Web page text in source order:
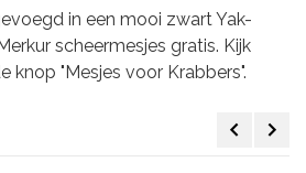
in een mooi zwart Yak-
scheermesjes gratis. Kijk
knop "Mesjes voor Krabbers".